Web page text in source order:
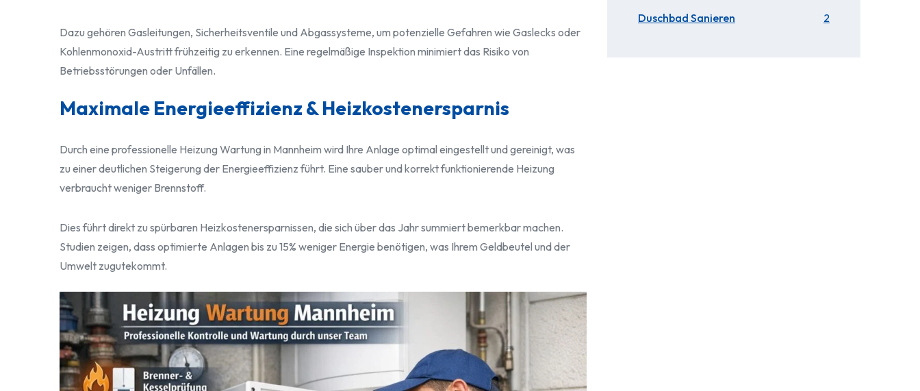
Dazu gehören Gasleitungen, Sicherheitsventile und Abgassysteme, um potenzielle Gefahren wie Gaslecks oder
Kohlenmonoxid-Austritt frühzeitig zu erkennen. Eine regelmäßige Inspektion minimiert das Risiko von
Betriebsstörungen oder Unfällen.
Maximale Energieeffizienz & Heizkostenersparnis
Durch eine professionelle Heizung Wartung in Mannheim wird Ihre Anlage optimal eingestellt und gereinigt, was
zu einer deutlichen Steigerung der Energieeffizienz führt. Eine sauber und korrekt funktionierende Heizung
verbraucht weniger Brennstoff.
Dies führt direkt zu spürbaren Heizkostenersparnissen, die sich über das Jahr summiert bemerkbar machen.
Studien zeigen, dass optimierte Anlagen bis zu 15% weniger Energie benötigen, was Ihrem Geldbeutel und der
Umwelt zugutekommt.
Duschbad Sanieren 2